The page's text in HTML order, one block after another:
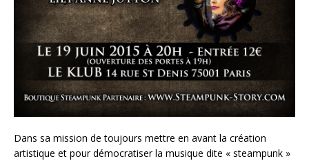
Dans sa mission de toujours mettre en avant la création
artistique et pour démocratiser la musique dite « steampunk »